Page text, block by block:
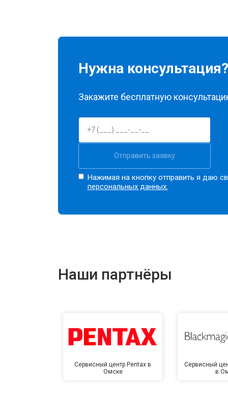
Нужна консультация?
Закажите бесплатную
Отправить заявку
Нажимая на кнопку отправить я даю
персональных данных.
Наши партнёры
Сервисный центр Pentax в
Омске
Сервисный
в